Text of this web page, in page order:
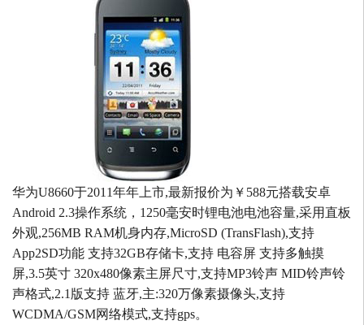
华为U8660于2011年年上市,最新报价为￥588元搭载安卓
Android 2.3操作系统，1250毫安时锂电池电池容量,采用直板
外观,256MB RAM机身内存,MicroSD (TransFlash),支持
App2SD功能 支持32GB存储卡,支持 电容屏 支持多触摸
屏,3.5英寸 320x480像素主屏尺寸,支持MP3铃声 MID铃声铃
声格式,2.1版支持 蓝牙,主:320万像素摄像头,支持
WCDMA/GSM网络模式,支持gps。